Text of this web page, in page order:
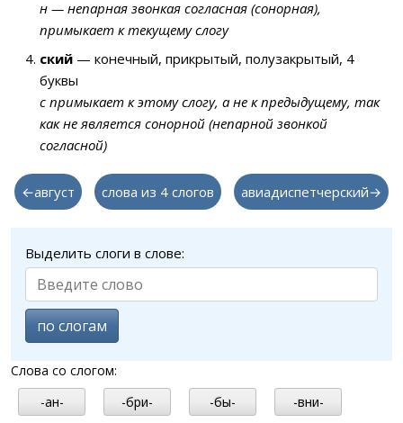
н — непарная звонкая согласная (сонорная),
примыкает к текущему слогу
ский — конечный, прикрытый, полузакрытый, 4
буквы
с примыкает к этому слогу, а не к предыдущему, так
как не является сонорной (непарной звонкой
согласной)
←август слова из 4 слогов авиадиспетчерский→
Выделить слоги в слове:
по слогам
Слова со слогом:
-ан-
-бри- -бы- -вни-